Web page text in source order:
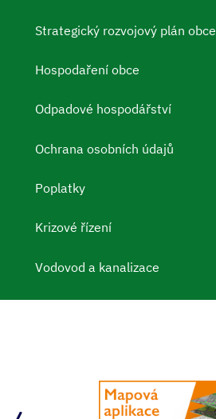
Strategický rozvojový plán obce
Hospodaření obce
Odpadové hospodářství
Ochrana osobních údajů
Poplatky
Krizové řízení
Vodovod a kanalizace